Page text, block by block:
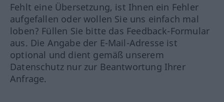
Fehlt eine Übersetzung, ist Ihnen ein Fehler
aufgefallen oder wollen Sie uns einfach mal
loben? Füllen Sie bitte das Feedback-Formular
aus. Die Angabe der E-Mail-Adresse ist
optional und dient gemäß unserem
Datenschutz nur zur Beantwortung Ihrer
Anfrage.